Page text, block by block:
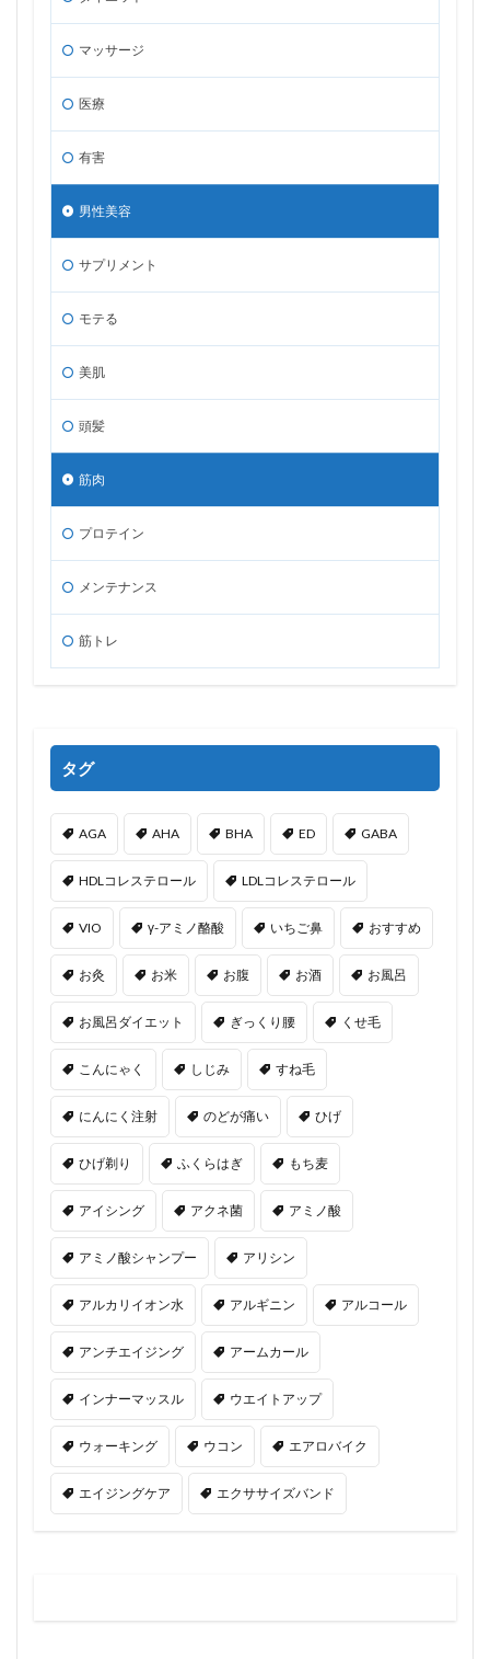
マッサージ
医療
有害
男性美容
サプリメント
モテる
美肌
頭髪
筋肉
プロテイン
メンテナンス
筋トレ
タグ
AGA AHA BHA ED GABA
HDLコレステロール LDLコレステロール
VIO γ-アミノ酪酸 いちご鼻 おすすめ
お灸 お米 お腹 お酒 お風呂
お風呂ダイエット ぎっくり腰 くせ毛
こんにゃく しじみ すね毛
にんにく注射 のどが痛い ひげ
ひげ剃り ふくらはぎ もち麦
アイシング アクネ菌 アミノ酸
アミノ酸シャンプー アリシン
アルカリイオン水 アルギニン アルコール
アンチエイジング アームカール
インナーマッスル ウエイトアップ
ウォーキング ウコン エアロバイク
エイジングケア エクササイズバンド